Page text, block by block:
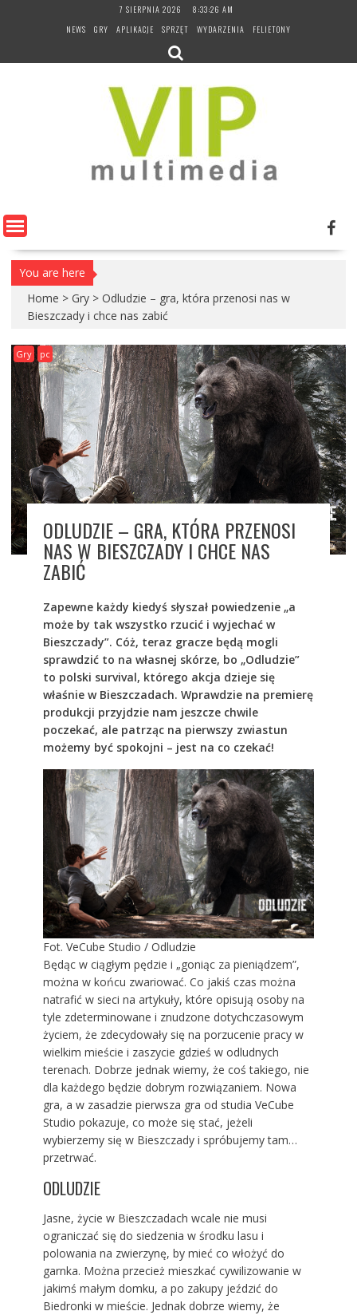
7 SIERPNIA 2026
8:33:27 AM
NEWS
GRY APLIKACJE SPRZĘT WYDARZENIA FELIETONY
You are here
Home > Gry > Odludzie – gra, która przenosi nas w
Bieszczady i chce nas zabić
Gry pc
ODLUDZIE – GRA, KTÓRA PRZENOSI
NAS W BIESZCZADY I CHCE NAS
ZABIĆ
Zapewne każdy kiedyś słyszał powiedzenie „a
może by tak wszystko rzucić i wyjechać w
Bieszczady”. Cóż, teraz gracze będą mogli
sprawdzić to na własnej skórze, bo „Odludzie”
to polski survival, którego akcja dzieje się
właśnie w Bieszczadach. Wprawdzie na premierę
produkcji przyjdzie nam jeszcze chwile
poczekać, ale patrząc na pierwszy zwiastun
możemy być spokojni – jest na co czekać!
Fot. VeCube Studio / Odludzie
Będąc w ciągłym pędzie i „goniąc za pieniądzem”,
można w końcu zwariować. Co jakiś czas można
natrafić w sieci na artykuły, które opisują osoby na
tyle zdeterminowane i znudzone dotychczasowym
życiem, że zdecydowały się na porzucenie pracy w
wielkim mieście i zaszycie gdzieś w odludnych
terenach. Dobrze jednak wiemy, że coś takiego, nie
dla każdego będzie dobrym rozwiązaniem. Nowa
gra, a w zasadzie pierwsza gra od studia VeCube
Studio pokazuje, co może się stać, jeżeli
wybierzemy się w Bieszczady i spróbujemy tam…
przetrwać.
ODLUDZIE
Jasne, życie w Bieszczadach wcale nie musi
ograniczać się do siedzenia w środku lasu i
polowania na zwierzynę, by mieć co włożyć do
garnka. Można przecież mieszkać cywilizowanie w
jakimś małym domku, a po zakupy jeździć do
Biedronki w mieście. Jednak dobrze wiemy, że